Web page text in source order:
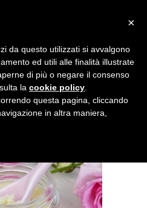
×
da questo utilizzati si avvalgono
ed utili alle finalità illustrate
di più o negare il consenso
la cookie policy
questa pagina, cliccando
in altra maniera,